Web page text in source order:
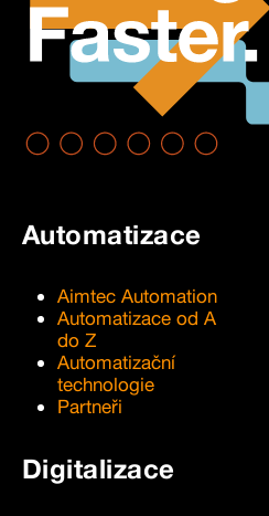
Automatizace
Aimtec Automation
Automatizace od A
do Z
Automatizační
technologie
Partneři
Digitalizace